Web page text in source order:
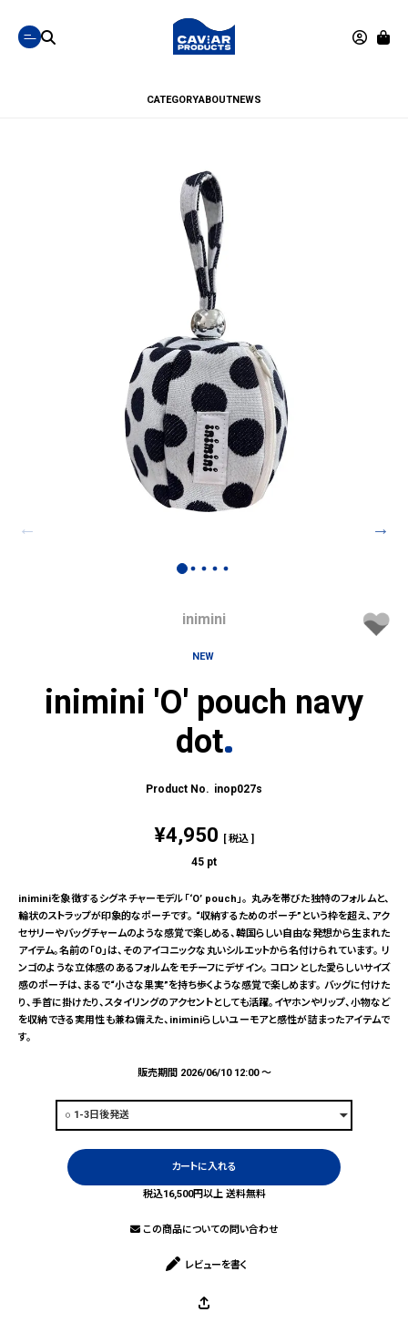
CATEGORYABOUTNEWS
inimini
NEW
inimini 'O' pouch navy
dot
inop027s
¥4,950 税込
45 pt
iniminiを象徴するシグネチャーモデル「‘O’ pouch」。 丸みを帯びた独特のフォルムと、
輪状のストラップが印象的なポーチです。 “収納するためのポーチ”という枠を超え、アク
セサリーやバッグチャームのような感覚で楽しめる、韓国らしい自由な発想から生まれた
アイテム。名前の「O」は、そのアイコニックな丸いシルエットから名付けられています。 リ
ンゴのような立体感のあるフォルムをモチーフにデザイン。 コロンとした愛らしいサイズ
感のポーチは、まるで“小さな果実”を持ち歩くような感覚で楽しめます。 バッグに付けた
り、手首に掛けたり、スタイリングのアクセントとしても活躍。イヤホンやリップ、小物など
を収納できる実用性も兼ね備えた、iniminiらしいユーモアと感性が詰まったアイテムで
す。
販売期間 2026/06/10 12:00〜
カートに入れる
税込16,500円以上 送料無料
この商品についての問い合わせ
レビューを書く